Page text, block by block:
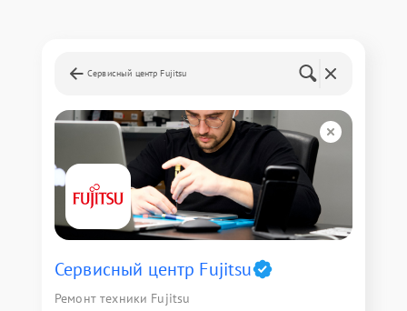
Сервисный центр Fujitsu
Сервисный центр Fujitsu
Ремонт техники Fujitsu